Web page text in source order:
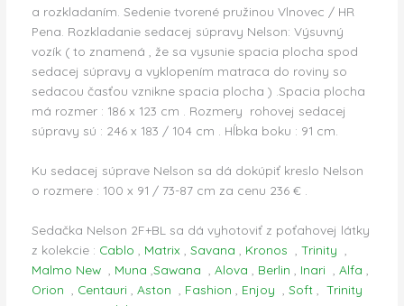
a rozkladaním. Sedenie tvorené pružinou Vlnovec / HR
Pena. Rozkladanie sedacej súpravy Nelson: Výsuvný
vozík ( to znamená , že sa vysunie spacia plocha spod
sedacej súpravy a vyklopením matraca do roviny so
sedacou časťou vznikne spacia plocha ) .Spacia plocha
má rozmer : 186 x 123 cm . Rozmery rohovej sedacej
súpravy sú : 246 x 183 / 104 cm . Hĺbka boku : 91 cm.
Ku sedacej súprave Nelson sa dá dokúpiť kreslo Nelson
o rozmere : 100 x 91 / 73-87 cm za cenu 236 € .
Sedačka Nelson 2F+BL sa dá vyhotoviť z poťahovej látky
z kolekcie : Cablo Matrix Savana Kronos Trinity
Malmo New, Muna Sawana Alova Berlin Inari Alfa
Orion
Centauri Aston Fashion Enjoy Soft
Trinity